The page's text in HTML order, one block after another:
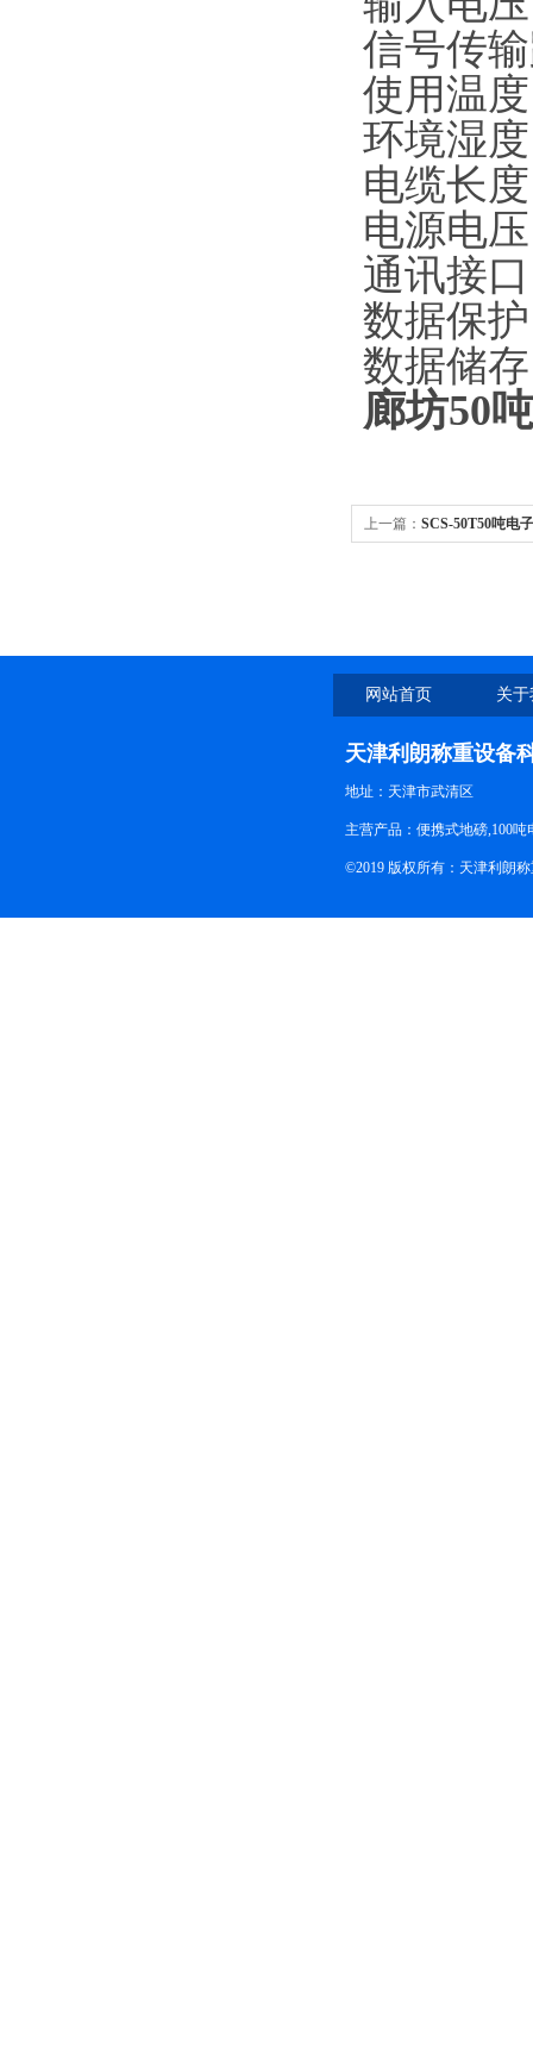
信号传
使用温
环境湿
电缆长
电源电
通讯接
数据保
数据储
廊坊50
上一篇： SCS-50T50吨电
网站首页 关
天津利朗称重设备
地址：天津市武清区
主营产品：便携式地磅,100
©2019 版权所有：天津利朗